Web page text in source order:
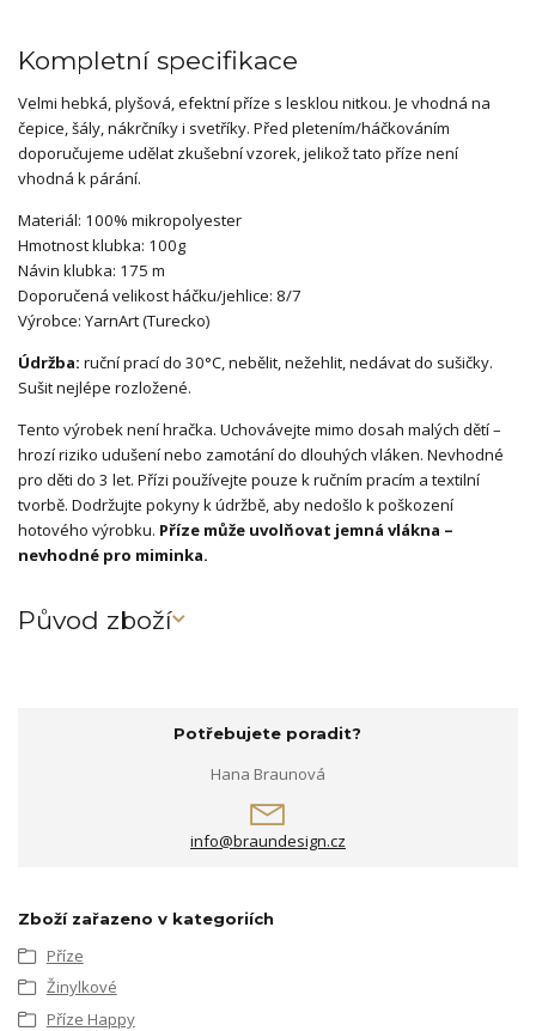
Kompletní specifikace
Velmi hebká, plyšová, efektní příze s lesklou nitkou. Je vhodná na
čepice, šály, nákrčníky i svetříky. Před pletením/háčkováním
doporučujeme udělat zkušební vzorek, jelikož tato příze není
vhodná k párání.
Materiál: 100% mikropolyester
Hmotnost klubka: 100g
Návin klubka: 175 m
Doporučená velikost háčku/jehlice: 8/7
Výrobce: YarnArt (Turecko)
Údržba: ruční prací do 30°C, nebělit, nežehlit, nedávat do sušičky.
Sušit nejlépe rozložené.
Tento výrobek není hračka. Uchovávejte mimo dosah malých dětí –
hrozí riziko udušení nebo zamotání do dlouhých vláken. Nevhodné
pro děti do 3 let. Přízi používejte pouze k ručním pracím a textilní
tvorbě. Dodržujte pokyny k údržbě, aby nedošlo k poškození
hotového výrobku. Příze může uvolňovat jemná vlákna –
nevhodné pro miminka.
Původ zboží
Potřebujete poradit?
Hana Braunová
info@braundesign.cz
Zboží zařazeno v kategoriích
Příze
Žinylkové
Příze Happy